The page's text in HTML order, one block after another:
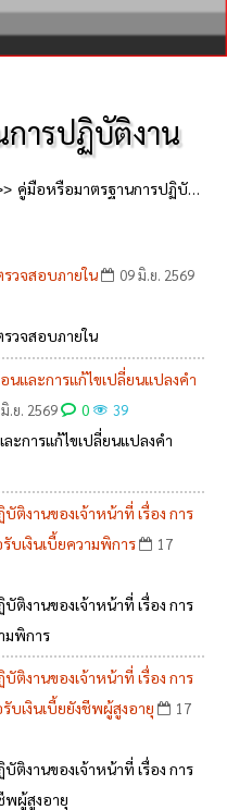
ารปฏิบัติงาน
คู่มือหรือมาตรฐานการปฏิบัติงาน
วจสอบภายใน 09 มิ.ย. 2569
วจสอบภายใน
นและการแก้ไขเปลี่ยนแปลงคำ
.ย. 2569 0 39
ะการแก้ไขเปลี่ยนแปลงคำ
ติงานของเจ้าหน้าที่ เรื่อง การ
บเงินเบี้ยความพิการ
17
ติงานของเจ้าหน้าที่ เรื่อง การ
มพิการ
ติงานของเจ้าหน้าที่ เรื่อง การ
บเงินเบี้ยยังชีพผู้สูงอายุ
17
ติงานของเจ้าหน้าที่ เรื่อง การ
พผู้สูงอายุ